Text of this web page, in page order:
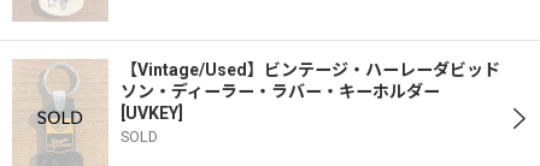
【Vintage/Used】ビンテージ・ハーレーダビッド
ソン・ディーラー・ラバー・キーホルダー
UVKEY
SOLD